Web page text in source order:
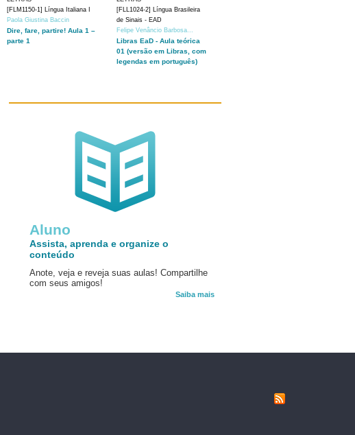
[FLM1150-1] Língua Italiana I
Paola Giustina Baccin
Dire, fare, partire! Aula 1 –
parte 1
[FLL1024-2] Língua Brasileira
de Sinais - EAD
Felipe Venâncio Barbosa...
Libras EaD - Aula teórica
01 (versão em Libras, com
legendas em português)
Aluno
Assista, aprenda e organize o
conteúdo
Anote, veja e reveja suas aulas! Compartilhe
com seus amigos!
Saiba mais